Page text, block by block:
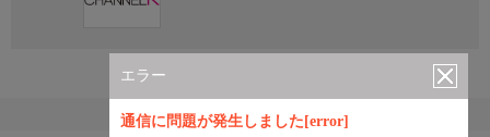
エラー
通信に問題が発生しました[error]